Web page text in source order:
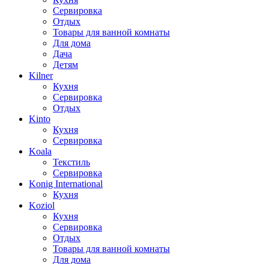
Сервировка
Отдых
Товары для ванной комнаты
Для дома
Дача
Детям
Kilner
Кухня
Сервировка
Отдых
Kinto
Кухня
Сервировка
Koala
Текстиль
Сервировка
Konig International
Кухня
Koziol
Кухня
Сервировка
Отдых
Товары для ванной комнаты
Для дома